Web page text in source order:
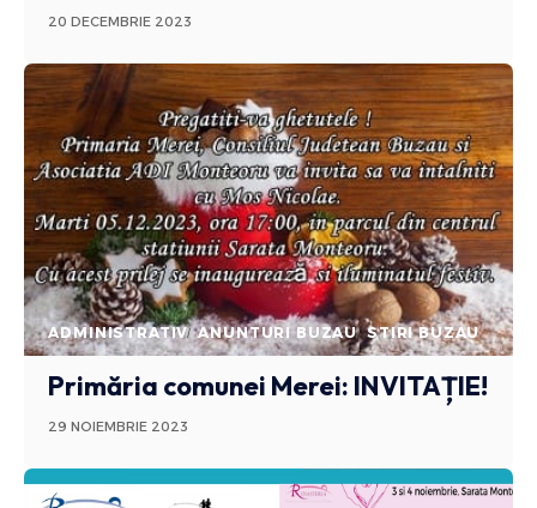
20 DECEMBRIE 2023
ADMINISTRATIV ANUNTURI BUZAU STIRI BUZAU
Primăria comunei Merei: INVITAȚIE!
29 NOIEMBRIE 2023